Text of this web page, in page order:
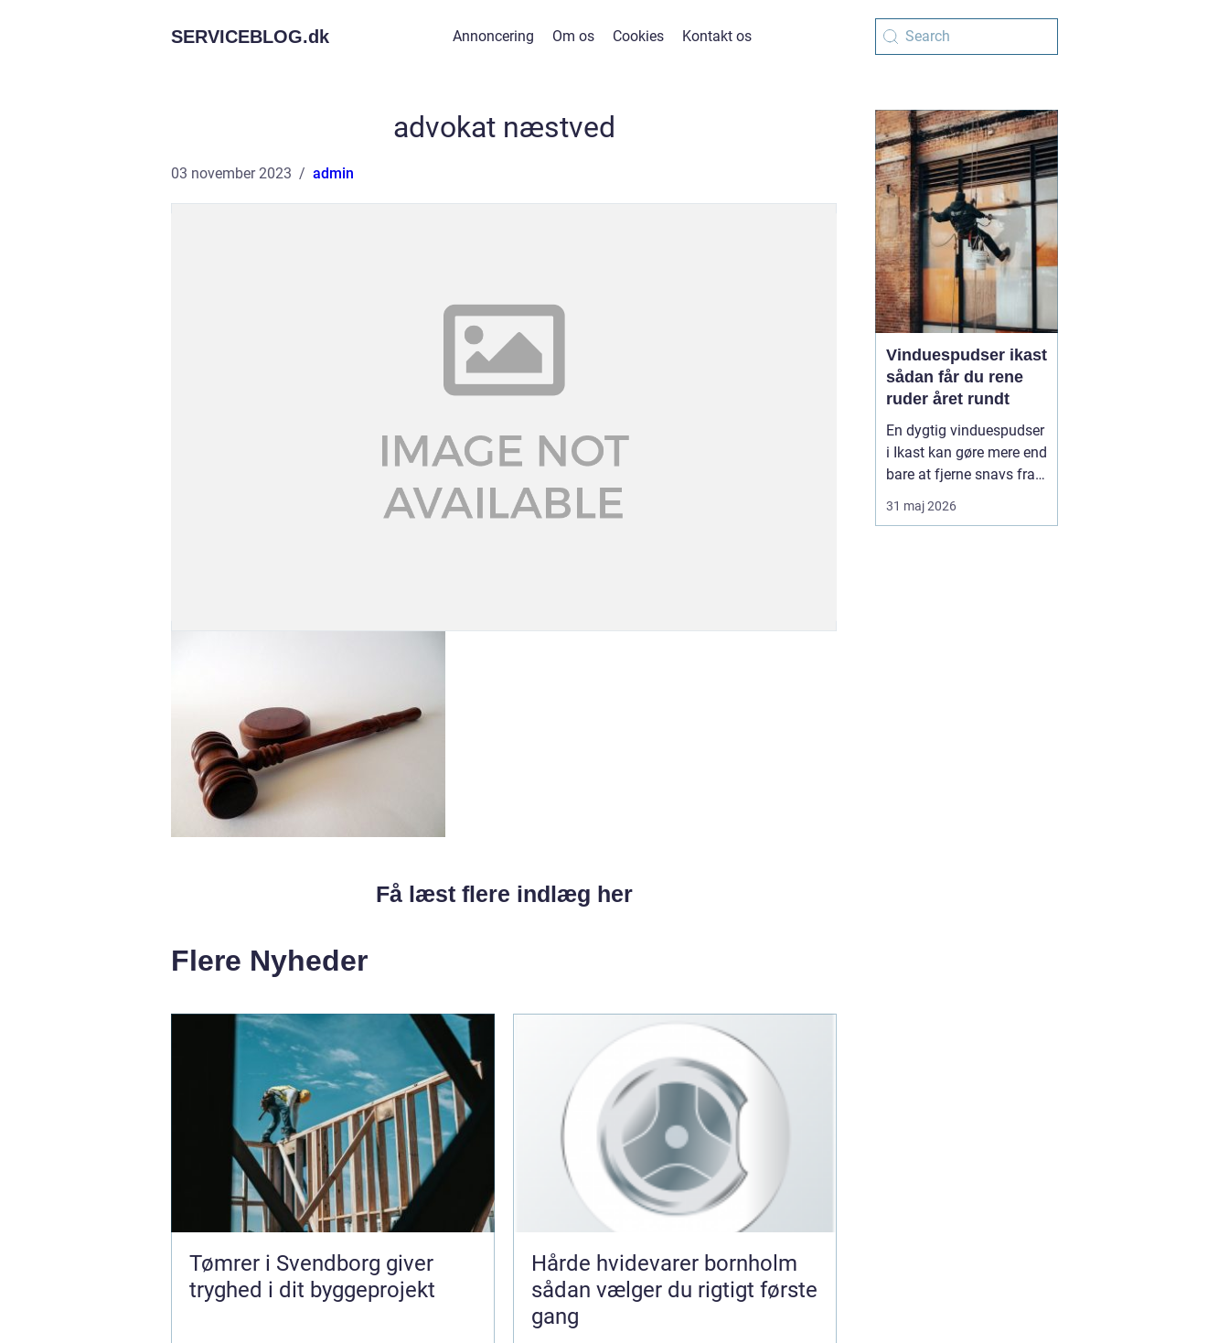
SERVICEBLOG.dk Annoncering Om os Cookies Kontakt os
advokat næstved
03 november 2023 admin
Få læst flere indlæg her
Flere Nyheder
Tømrer i Svendborg giver
tryghed i dit byggeprojekt
Hårde hvidevarer bornholm
sådan vælger du rigtigt første
gang
Vinduespudser ikast
sådan får du rene
ruder året rundt
En dygtig vinduespudser
i Ikast kan gøre mere end
bare at fjerne snavs fra
ruderne. Rene vinduer
giver mere lys, bedre
31 maj 2026